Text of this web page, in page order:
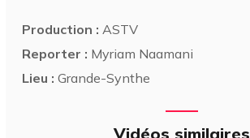
Production : ASTV
Reporter : Myriam Naamani
Lieu : Grande-Synthe
Vidéos similaires